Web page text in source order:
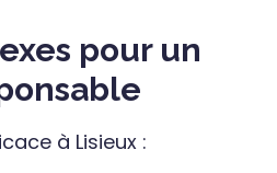
pour un
à Lisieux :